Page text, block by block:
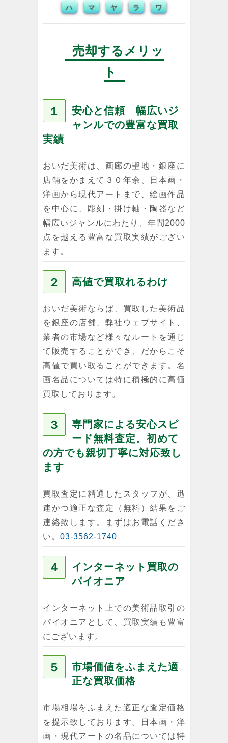
ハ マ ヤ ラ ワ
売却するメリッ
ト
１
安心と信頼 幅広いジ
ャンルでの豊富な買取
実績
おいだ美術は、画廊の聖地・銀座に
店舗をかまえて３０年余、日本画・
洋画から現代アートまで、絵画作品
を中心に、彫刻・掛け軸・陶器など
幅広いジャンルにわたり、年間2000
点を越える豊富な買取実績がござい
ます。
２ 高値で買取れるわけ
おいだ美術ならば、買取した美術品
を銀座の店舗、弊社ウェブサイト、
業者の市場など様々なルートを通じ
て販売することができ、だからこそ
高値で買い取ることができます。名
画名品については特に積極的に高価
買取しております。
３
専門家による安心スピ
ード無料査定。初めて
の方でも親切丁寧に対応致し
ます
買取査定に精通したスタッフが、迅
速かつ適正な査定（無料）結果をご
連絡致します。まずはお電話くださ
い。 03-3562-1740
４
インターネット買取の
パイオニア
インターネット上での美術品取引の
パイオニアとして、買取実績も豊富
にございます。
５
市場価値をふまえた適
正な買取価格
市場相場をふまえた適正な査定価格
を提示致しております。日本画・洋
画・現代アートの名品については特